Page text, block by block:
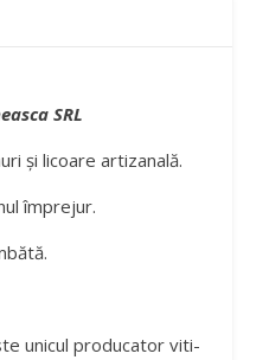
SRL
și licoare artizanală.
împrejur.
unicul producator viti-